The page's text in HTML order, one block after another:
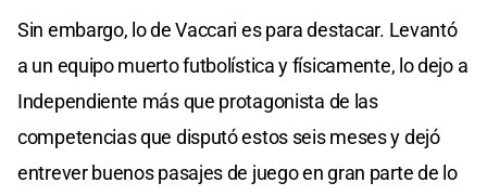
Sin embargo, lo de Vaccari es para destacar. Levantó
a un equipo muerto futbolística y físicamente, lo dejo a
Independiente más que protagonista de las
competencias que disputó estos seis meses y dejó
entrever buenos pasajes de juego en gran parte de lo